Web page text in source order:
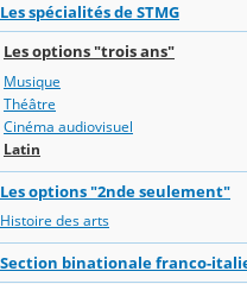
Les spécialités de STMG
Les options "trois ans"
Musique
Théâtre
Cinéma audiovisuel
Latin
Les options "2nde seulement"
Histoire des arts
Section binationale franco-